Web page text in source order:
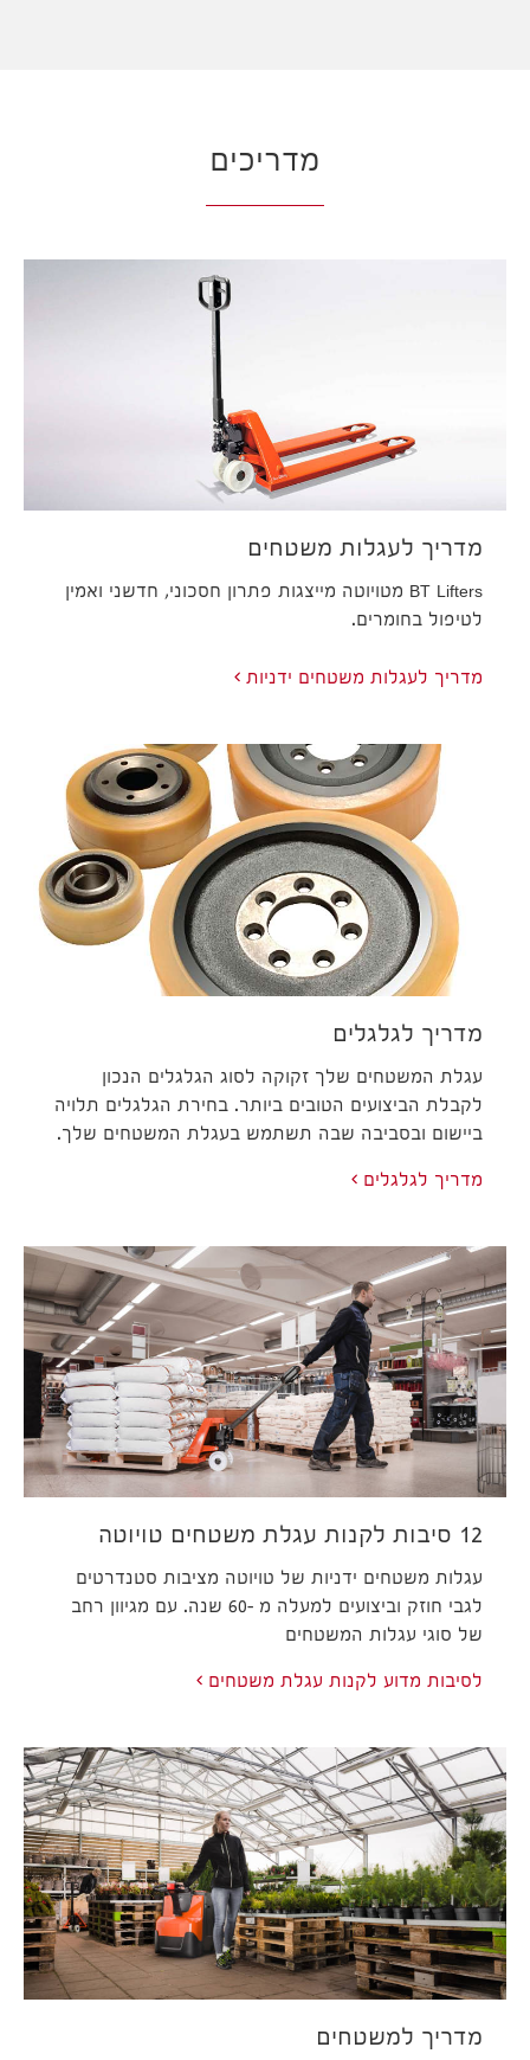
מדריכים
מדריך לעגלות משטחים
BT Lifters מטויוטה מייצגות פתרון חסכוני, חדשני ואמין
לטיפול בחומרים.
מדריך לעגלות משטחים ידניות
מדריך לגלגלים
עגלת המשטחים שלך זקוקה לסוג הגלגלים הנכון
לקבלת הביצועים הטובים ביותר. בחירת הגלגלים תלויה
ביישום ובסביבה שבה תשתמש בעגלת המשטחים שלך.
מדריך לגלגלים
12 סיבות לקנות עגלת משטחים טויוטה
עגלות משטחים ידניות של טויוטה מציבות סטנדרטים
לגבי חוזק וביצועים למעלה מ -60 שנה. עם מגיוון רחב
של סוגי עגלות המשטחים
לסיבות מדוע לקנות עגלת משטחים
מדריך למשטחים